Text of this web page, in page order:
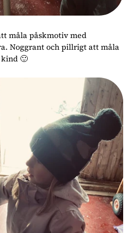
måla påskmotiv med
Noggrant och pillrigt att måla
🙂